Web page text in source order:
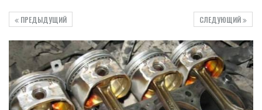
СЛЕДУЮЩИЙ
ПРЕДЫДУЩИЙ